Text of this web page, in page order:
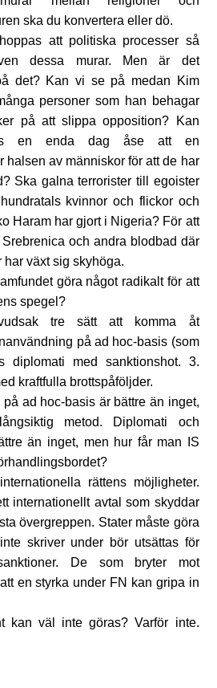
ska du konvertera eller dö.
att politiska processer så
dessa murar. Men är det
det? Kan vi se på medan Kim
personer som han behagar
på att slippa opposition? Kan
en enda dag åse att en
halsen av människor för att de har
Ska galna terrorister till egoister
kvinnor och flickor och
Haram har gjort i Nigeria? För att
och andra blodbad där
växt sig skyhöga.
göra något radikalt för att
spegel?
tre sätt att komma åt
på ad hoc-basis (som
diplomati med sanktionshot. 3.
kraftfulla brottspåföljder.
ad hoc-basis är bättre än inget,
metod. Diplomati och
än inget, men hur får man IS
rättens möjligheter.
internationellt avtal som skyddar
övergreppen. Stater måste göra
skriver under bör utsättas för
De som bryter mot
en styrka under FN kan gripa in
kan väl inte göras? Varför inte.